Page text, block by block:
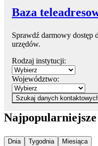
Baza
Sprawdź darmowy dostęp
urzędów.
Rodzaj instytucji:
Województwo:
Szukaj danych
Najpopularniejsze
Najpopularniejsze wiadomości z
Dnia Najpopularniejsze
Tygodnia Miesiąca